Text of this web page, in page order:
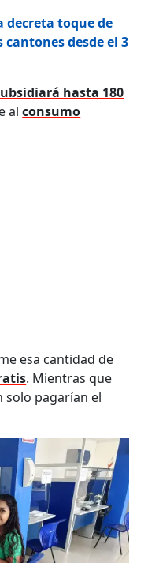
decreta toque de
desde el 3
hasta 180
alconsumo
esa cantidad de
. Mientras que
solo pagarían el